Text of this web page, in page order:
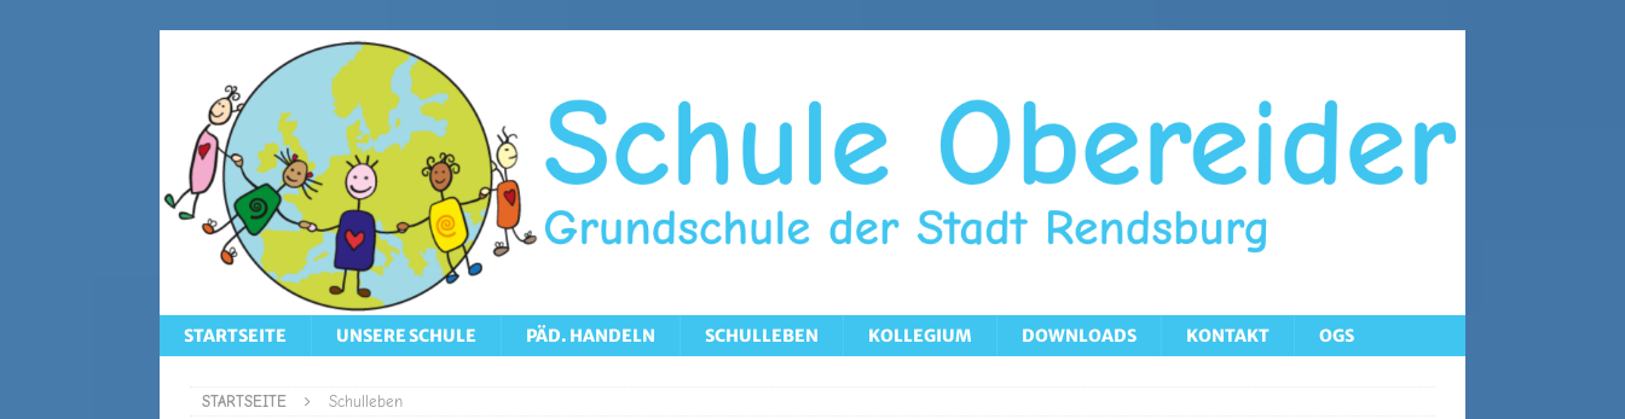
STARTSEITE UNSERE SCHULE PÄD. HANDELN SCHULLEBEN KOLLEGIUM DOWNLOADS KONTAKT OGS
STARTSEITE Schulleben